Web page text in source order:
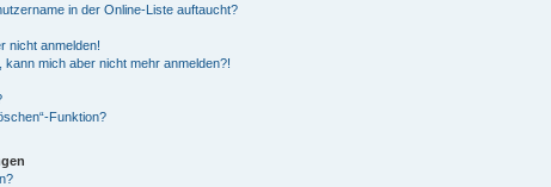
in der Online-Liste auftaucht?
nicht anmelden!
mich aber nicht mehr anmelden?!
Funktion?